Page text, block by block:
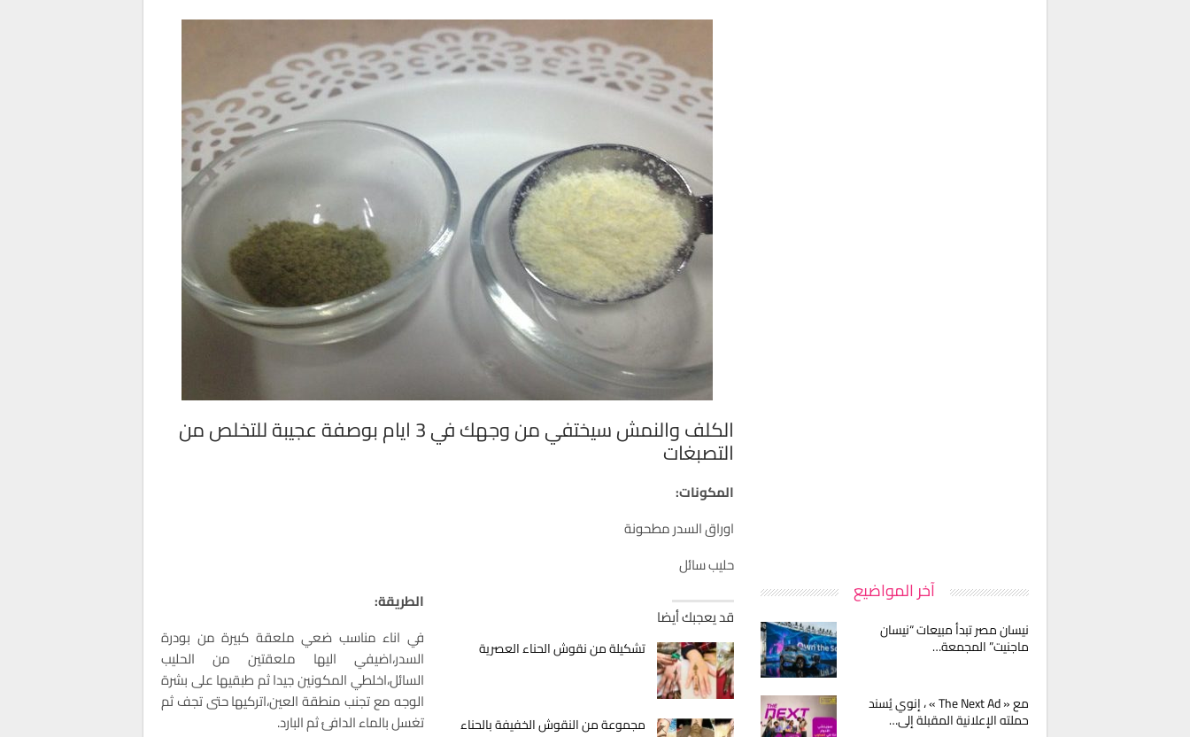
الكلف والنمش سيختفي من وجهك في 3 ايام بوصفة عجيبة للتخلص من
التصبغات
المكونات:
اوراق السدر مطحونة
حليب سائل
قد يعجبك أيضا
تشكيلة من نقوش الحناء العصرية
مجموعة من النقوش الخفيفة بالحناء
الطريقة:
في اناء مناسب ضعي ملعقة كبيرة من بودرة
السدر،اضيفي اليها ملعقتين من الحليب
السائل،اخلطي المكونين جيدا ثم طبقيها على بشرة
الوجه مع تجنب منطقة العين،اتركيها حتى تجف ثم
تغسل بالماء الدافئ ثم البارد.
آخر المواضيع
نيسان مصر تبدأ مبيعات “نيسان
ماجنيت” المجمعة…
مع « The Next Ad » ، إنوي يُسند
حملته الإعلانية المقبلة إلى…